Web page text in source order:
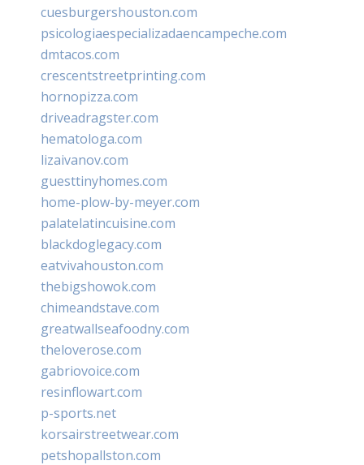
cuesburgershouston.com
psicologiaespecializadaencampeche.com
dmtacos.com
crescentstreetprinting.com
hornopizza.com
driveadragster.com
hematologa.com
lizaivanov.com
guesttinyhomes.com
home-plow-by-meyer.com
palatelatincuisine.com
blackdoglegacy.com
eatvivahouston.com
thebigshowok.com
chimeandstave.com
greatwallseafoodny.com
theloverose.com
gabriovoice.com
resinflowart.com
p-sports.net
korsairstreetwear.com
petshopallston.com